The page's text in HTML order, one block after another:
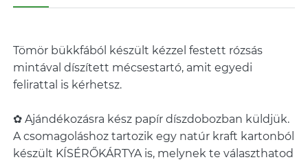
Tömör bükkfából készült kézzel festett rózsás
mintával díszített mécsestartó, amit egyedi
felirattal is kérhetsz.
✿ Ajándékozásra kész papír díszdobozban küldjük.
A csomagoláshoz tartozik egy natúr kraft kartonból
készült KÍSÉRŐKÁRTYA is, melynek te választhatod